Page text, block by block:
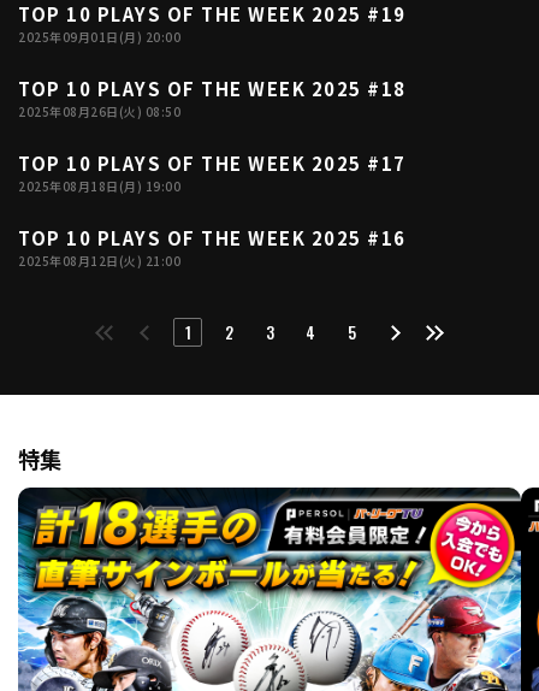
TOP 10 PLAYS OF THE WEEK 2025 #19
2025年09月01日(月) 20:00
TOP 10 PLAYS OF THE WEEK 2025 #18
2025年08月26日(火) 08:50
TOP 10 PLAYS OF THE WEEK 2025 #17
2025年08月18日(月) 19:00
TOP 10 PLAYS OF THE WEEK 2025 #16
2025年08月12日(火) 21:00
1 2 3 4 5
特集